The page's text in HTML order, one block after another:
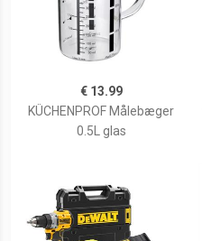
€ 13.99
KÜCHENPROF Målebæger
0.5L glas